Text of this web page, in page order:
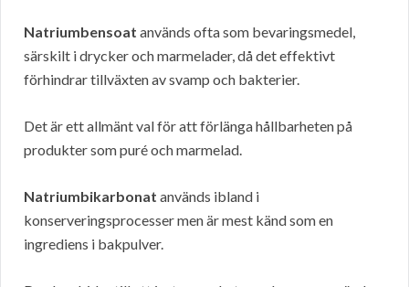
Natriumbensoat används ofta som bevaringsmedel,
särskilt i drycker och marmelader, då det effektivt
förhindrar tillväxten av svamp och bakterier.
Det är ett allmänt val för att förlänga hållbarheten på
produkter som puré och marmelad.
Natriumbikarbonat används ibland i
konserveringsprocesser men är mest känd som en
ingrediens i bakpulver.